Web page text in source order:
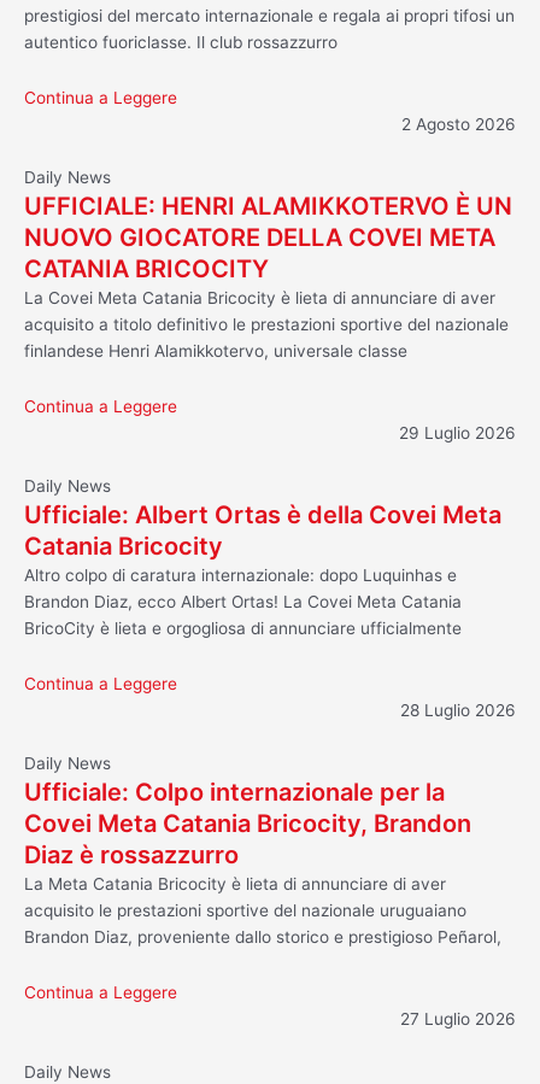
prestigiosi del mercato internazionale e regala ai propri tifosi un
autentico fuoriclasse. Il club rossazzurro
Continua a Leggere
2 Agosto 2026
Daily News
UFFICIALE: HENRI ALAMIKKOTERVO È UN
NUOVO GIOCATORE DELLA COVEI META
CATANIA BRICOCITY
La Covei Meta Catania Bricocity è lieta di annunciare di aver
acquisito a titolo definitivo le prestazioni sportive del nazionale
finlandese Henri Alamikkotervo, universale classe
Continua a Leggere
29 Luglio 2026
Daily News
Ufficiale: Albert Ortas è della Covei Meta
Catania Bricocity
Altro colpo di caratura internazionale: dopo Luquinhas e
Brandon Diaz, ecco Albert Ortas! La Covei Meta Catania
BricoCity è lieta e orgogliosa di annunciare ufficialmente
Continua a Leggere
28 Luglio 2026
Daily News
Ufficiale: Colpo internazionale per la
Covei Meta Catania Bricocity, Brandon
Diaz è rossazzurro
La Meta Catania Bricocity è lieta di annunciare di aver
acquisito le prestazioni sportive del nazionale uruguaiano
Brandon Diaz, proveniente dallo storico e prestigioso Peñarol,
Continua a Leggere
27 Luglio 2026
Daily News